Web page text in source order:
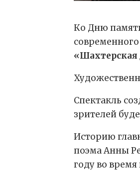
Ко Дню
«Шахтерская
Спектакль
зрителей
Историю
поэма Анны
году во